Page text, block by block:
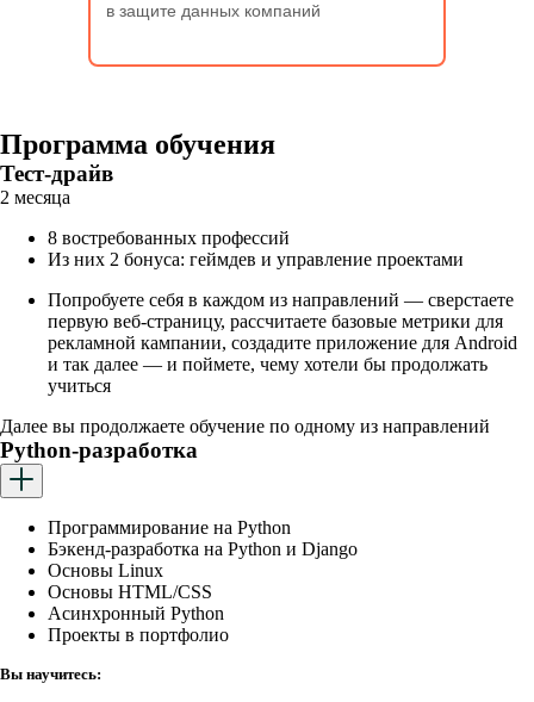
в защите данных компаний
Программа обучения
Тест-драйв
2 месяца
8 востребованных профессий
Из них 2 бонуса: геймдев и управление проектами
Попробуете себя в каждом из направлений — сверстаете
первую веб-страницу, рассчитаете базовые метрики для
рекламной кампании, создадите приложение для Android
и так далее — и поймете, чему хотели бы продолжать
учиться
Далее вы продолжаете обучение по одному из направлений
Python-разработка
Программирование на Python
Бэкенд-разработка на Python и Django
Основы Linux
Основы HTML/CSS
Асинхронный Python
Проекты в портфолио
Вы научитесь: